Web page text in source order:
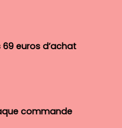
69 euros d’achat
commande